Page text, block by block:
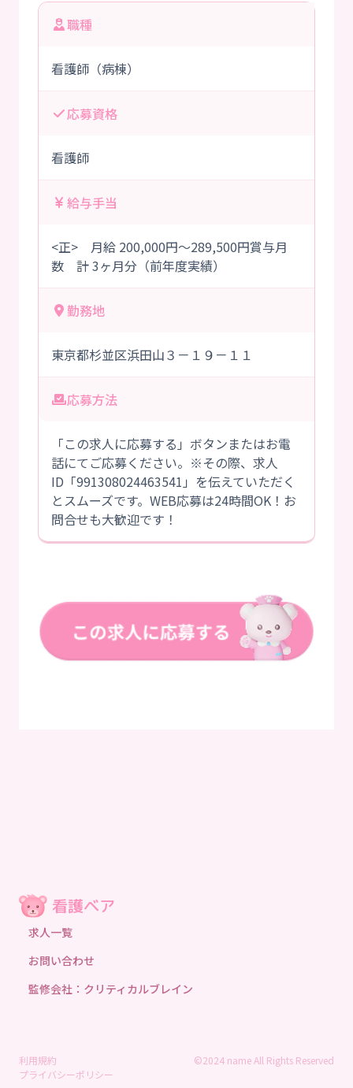
職種
看護師（病棟）
応募資格
看護師
給与手当
<正> 月給 200,000円～289,500円賞与月
数 計 3ヶ月分（前年度実績）
勤務地
東京都杉並区浜田山３－１９－１１
応募方法
「この求人に応募する」ボタンまたはお電
話にてご応募ください。※その際、求人
ID「991308024463541」を伝えていただく
とスムーズです。WEB応募は24時間OK！お
問合せも大歓迎です！
求人一覧
お問い合わせ
監修会社：クリティカルブレイン
利用規約
プライバシーポリシー
©2024 name All Rights Reserved